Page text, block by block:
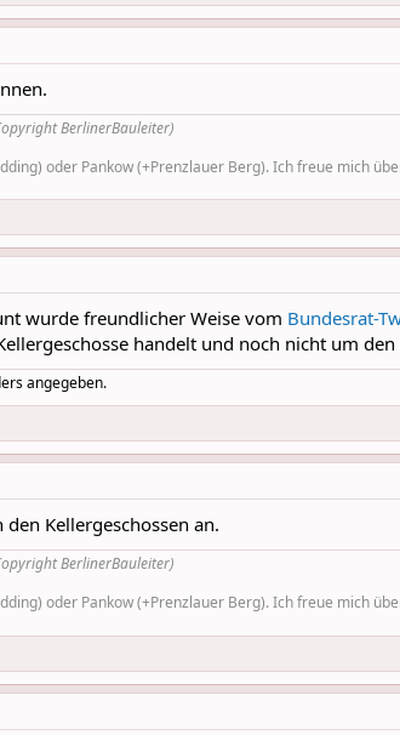
BerlinerBauleiter)
oder Pankow (+Prenzlauer Berg). Ich freue mich
wurde freundlicher Weise vom Bundesrat-
handelt und noch nicht um
angegeben.
Kellergeschossen an.
BerlinerBauleiter)
oder Pankow (+Prenzlauer Berg). Ich freue mich